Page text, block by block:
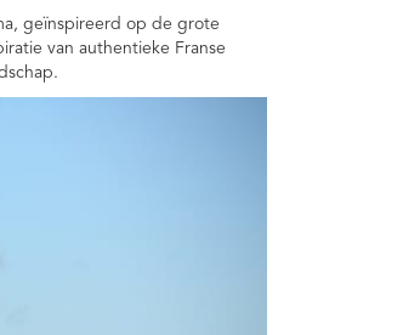
geïnspireerd op de grote
van authentieke Franse